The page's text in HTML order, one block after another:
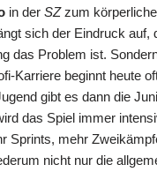
in der SZzum
sich der Eindruck auf,
das Problem ist.
Karriere beginnt heute
gibt es dann die
das Spiel immer
Sprints, mehr
nicht nur die